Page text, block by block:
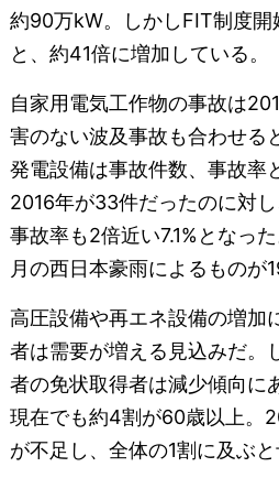
約90万kW。しかしFIT制度開
と、約41倍に増加している。
自家用電気工作物の事故は
害のない波及事故も合わせる
発電設備は事故件数、事故率
2016年が33件だったのに対し
事故率も2倍近い7.1%となっ
月の西日本豪雨によるものが
高圧設備や再エネ設備の増加
者は需要が増える見込みだ。
者の免状取得者は減少傾向に
現在でも約4割が60歳以上。
が不足し、全体の1割に及ぶと